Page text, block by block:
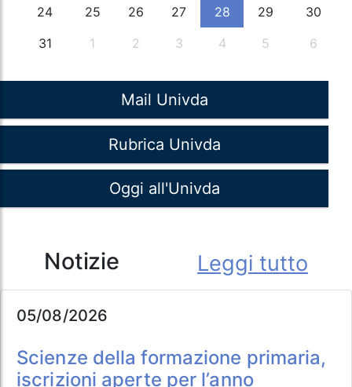
24
25 26 27 28 29
30
31
1 2 3 4 5 6
Mail Univda
Rubrica Univda
Oggi all'Univda
Notizie Leggi tutto
05/08/2026
Scienze della formazione primaria,
iscrizioni aperte per l’anno